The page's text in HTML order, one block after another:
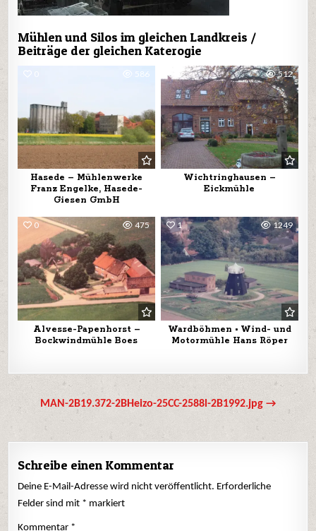
Mühlen und Silos im gleichen Landkreis /
Beiträge der gleichen Katerogie
586
Hasede – Mühlenwerke
Franz Engelke, Hasede-
Giesen GmbH
0 512
Wichtringhausen –
Eickmühle
0 475
Alvesse-Papenhorst –
Bockwindmühle Boes
1 1249
Wardböhmen • Wind- und
Motormühle Hans Röper
Beitrags-
Navigation
MAN-2B19.372-2BHeizo-25CC-2588l-2B1992.jpg →
Schreibe einen Kommentar
Deine E-Mail-Adresse wird nicht veröffentlicht. Erforderliche
Felder sind mit * markiert
Kommentar *